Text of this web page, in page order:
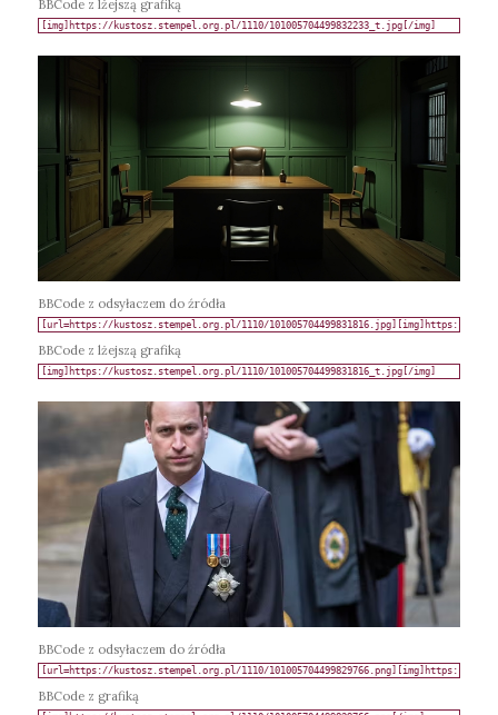
BBCode z lżejszą grafiką
BBCode z odsyłaczem do źródła
BBCode z lżejszą grafiką
BBCode z odsyłaczem do źródła
BBCode z grafiką